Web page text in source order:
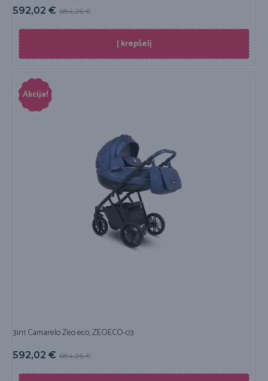
684,26€
592,02 €
Į krepšelį
Akcija!
3in1 Camarelo Zeo eco, ZEOECO-03
684,26€
592,02 €